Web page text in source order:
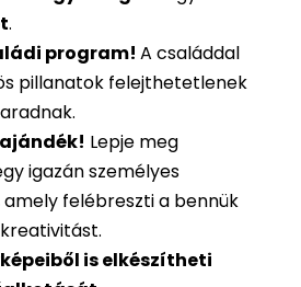
.
program! A családdal
pillanatok felejthetetlenek
! Lepje meg
igazán személyes
amely felébreszti a bennük
iselkészítheti